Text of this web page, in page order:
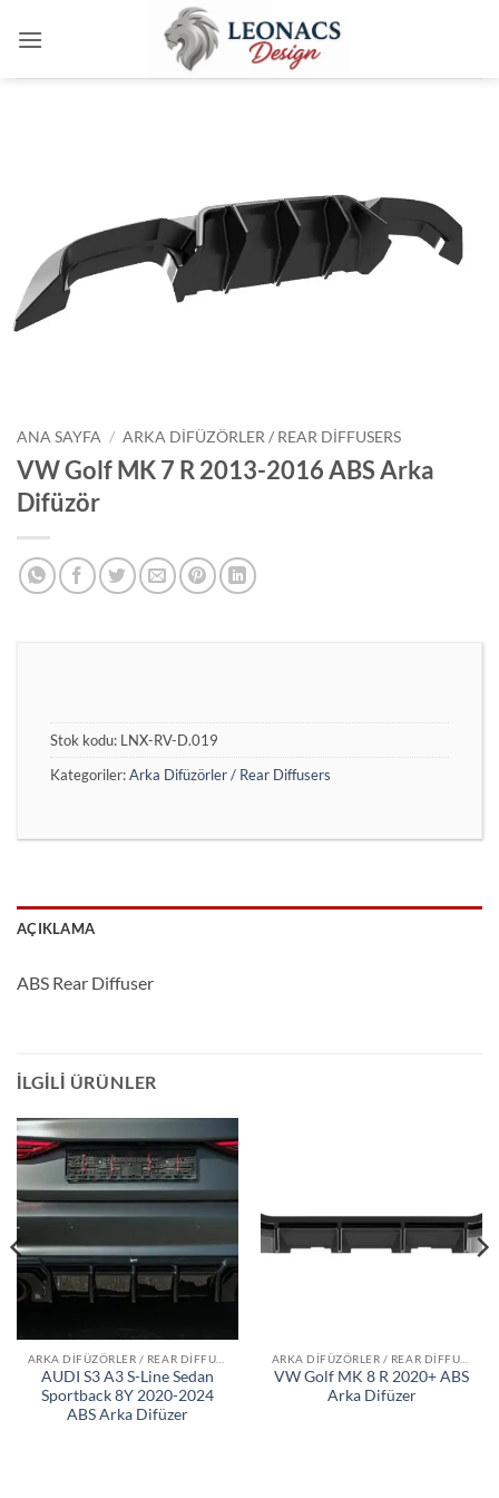
atla
ANA SAYFA / ARKA DIFÜZÖRLER / REAR DIFFUSERS
VW Golf MK 7 R 2013-2016 ABS Arka
Difüzör
Stok kodu: LNX-RV-D.019
Kategoriler:Arka Difüzörler / Rear Diffusers
AÇIKLAMA
ABS Rear Diffuser
İLGILI ÜRÜNLER
AUDI S3 A3 S-Line Sedan
Sportback 8Y 2020-2024
ABS Arka Difüzer
VW Golf MK 8 R 2020+ ABS
Arka Difüzer